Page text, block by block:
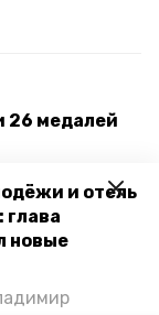
и отель
глава
новые
26 медалей
на